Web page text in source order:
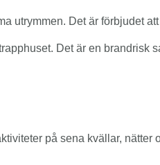
utrymmen. Det är förbjudet
Det är en brandrisk
på sena kvällar,